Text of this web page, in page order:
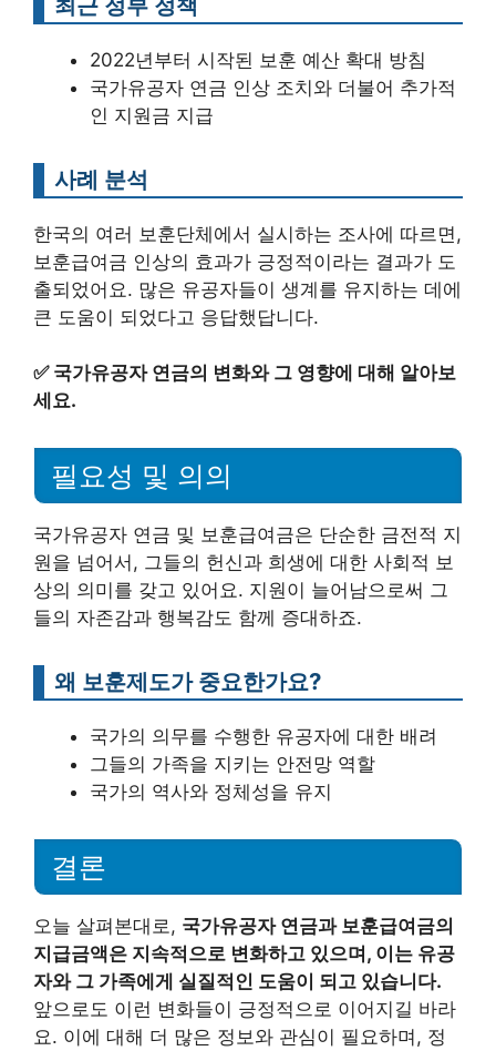
2022년부터 시작된 보훈 예산 확대 방침
국가유공자 연금 인상 조치와 더불어 추가적
인 지원금 지급
사례 분석
한국의 여러 보훈단체에서 실시하는 조사에 따르면,
보훈급여금 인상의 효과가 긍정적이라는 결과가 도
출되었어요. 많은 유공자들이 생계를 유지하는 데에
큰 도움이 되었다고 응답했답니다.
✅ 국가유공자 연금의 변화와 그 영향에 대해 알아보
세요.
필요성 및 의의
국가유공자 연금 및 보훈급여금은 단순한 금전적 지
원을 넘어서, 그들의 헌신과 희생에 대한 사회적 보
상의 의미를 갖고 있어요. 지원이 늘어남으로써 그
들의 자존감과 행복감도 함께 증대하죠.
왜 보훈제도가 중요한가요?
국가의 의무를 수행한 유공자에 대한 배려
그들의 가족을 지키는 안전망 역할
국가의 역사와 정체성을 유지
결론
오늘 살펴본대로, 국가유공자 연금과 보훈급여금의
지급금액은 지속적으로 변화하고 있으며, 이는 유공
자와 그 가족에게 실질적인 도움이 되고 있습니다.
앞으로도 이런 변화들이 긍정적으로 이어지길 바라
요. 이에 대해 더 많은 정보와 관심이 필요하며, 정